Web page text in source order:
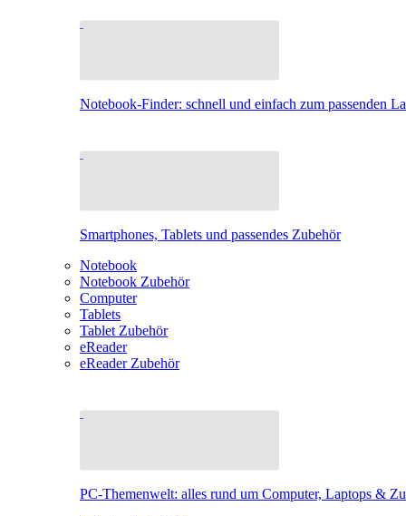
Notebook-Finder: schnell und einfach zum passenden
Smartphones, Tablets und passendes Zubehör
Notebook
Notebook Zubehör
Computer
Tablets
Tablet Zubehör
eReader
eReader Zubehör
PC-Themenwelt: alles rund um Computer, Laptops &